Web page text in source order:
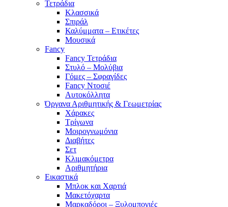
Τετράδια
Κλασσικά
Σπιράλ
Καλύμματα – Ετικέτες
Μουσικά
Fancy
Fancy Τετράδια
Στυλό – Μολύβια
Γόμες – Σφραγίδες
Fancy Ντοσιέ
Αυτοκόλλητα
Όργανα Αριθμητικής & Γεωμετρίας
Χάρακες
Τρίγωνα
Mοιρογνωμόνια
Διαβήτες
Σετ
Κλιμακόμετρα
Αριθμητήρια
Εικαστικά
Μπλοκ και Χαρτιά
Μακετόχαρτα
Μαρκαδόροι – Ξυλομπογιές